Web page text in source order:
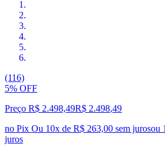
(116)
5% OFF
Preço R$ 2.498,49R$ 2.498,49
no Pix Ou 10x de R$ 263,00 sem jurosou
juros